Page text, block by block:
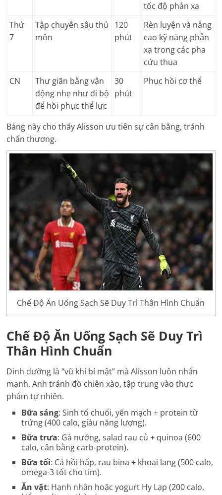
tốc độ phản xạ
Thứ
7
Tập chuyên sâu thủ
môn
120
phút
Rèn luyện và nâng
cao kỹ năng phản
xạ trong các pha
cứu thua
CN
Thư giãn bằng vận
động nhẹ như đi bộ
để hồi phục thể lực
30
phút
Phục hồi cơ thể
Bảng này cho thấy Alisson ưu tiên sự cân bằng, tránh
chấn thương.
Chế Độ Ăn Uống Sạch Sẽ Duy Trì Thân Hình Chuẩn
Chế Độ Ăn Uống Sạch Sẽ Duy Trì
Thân Hình Chuẩn
Dinh dưỡng là “vũ khí bí mật” mà Alisson luôn nhấn
mạnh. Anh tránh đồ chiên xào, tập trung vào thực
phẩm tự nhiên.
Bữa sáng: Sinh tố chuối, yến mạch + protein từ
trứng (400 calo, giàu năng lượng).
Bữa trưa: Gà nướng, salad rau củ + quinoa (600
calo, cân bằng carb-protein).
Bữa tối: Cá hồi hấp, rau bina + khoai lang (500 calo,
omega-3 tốt cho tim).
Ăn vặt: Hạnh nhân hoặc yogurt Hy Lạp (200 calo,